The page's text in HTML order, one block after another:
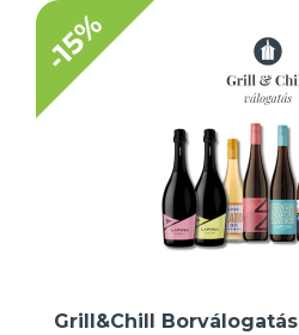
-15%
Grill&Chill Borválogatás